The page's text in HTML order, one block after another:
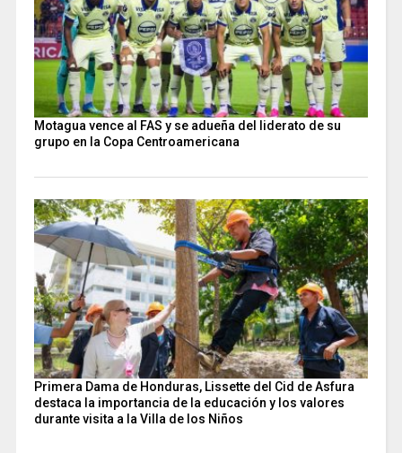
Motagua vence al FAS y se adueña del liderato de su
grupo en la Copa Centroamericana
Primera Dama de Honduras, Lissette del Cid de Asfura
destaca la importancia de la educación y los valores
durante visita a la Villa de los Niños